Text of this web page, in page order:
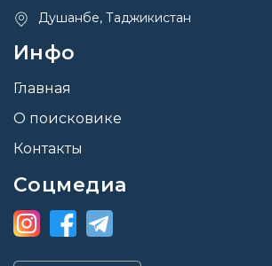
Душанбе, Таджикистан
Инфо
Главная
О поисковике
Контакты
Соцмедиа